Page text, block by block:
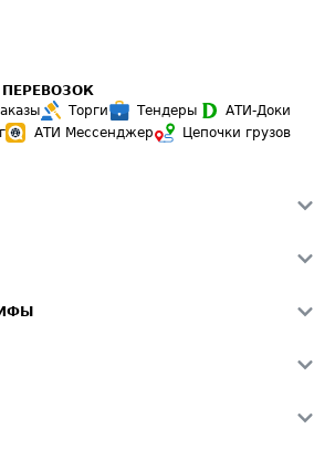
Торги Тендеры
АТИ-Доки
АТИ Мессенджер
Цепочки грузов
сайте